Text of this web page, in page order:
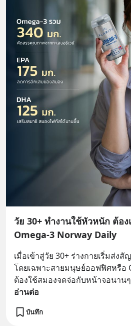
วัย 30+ ทำงานใช้หัวหนัก ต้อง
Omega-3 Norway Daily
เมื่อเข้าสู่วัย 30+ ร่างกายเริ่มส่ง
โดยเฉพาะสายมนุษย์ออฟฟิศหรือ
ต้องใช้สมองจดจ่อกับหน้าจอนาน
อ่านต่อ
บันทึก